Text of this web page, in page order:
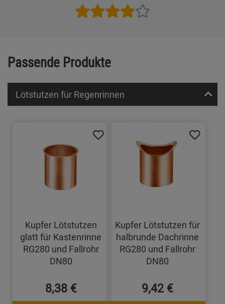
Passende Produkte
Lötstutzen für Regenrinnen
Kupfer Lötstutzen
glatt für Kastenrinne
RG280 und Fallrohr
DN80
8,38 €
Kupfer Lötstutzen für
halbrunde Dachrinne
RG280 und Fallrohr
DN80
9,42 €